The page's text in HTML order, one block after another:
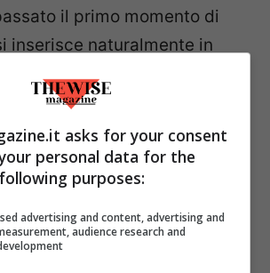
il primo momento di
inserisce naturalmente in
garantisce una
totale nella vita precedente.
posto a dormire nella
una soluzione che
viene adottata ogni volta
a casa.
asks for your consent
personal data for the
following purposes:
advertising and content, advertising and
audience research and